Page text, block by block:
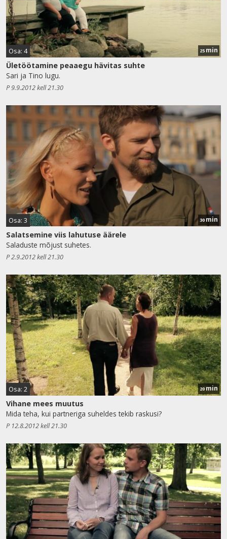
Osa: 4 25 min
Ületöötamine peaaegu hävitas suhte
Sari ja Tino lugu.
P 9.9.2012 kell 21.30
Osa: 3 30 min
Salatsemine viis lahutuse äärele
Saladuste mõjust suhetes.
P 2.9.2012 kell 21.30
Osa: 2 20 min
Vihane mees muutus
Mida teha, kui partneriga suheldes tekib raskusi?
P 12.8.2012 kell 21.30